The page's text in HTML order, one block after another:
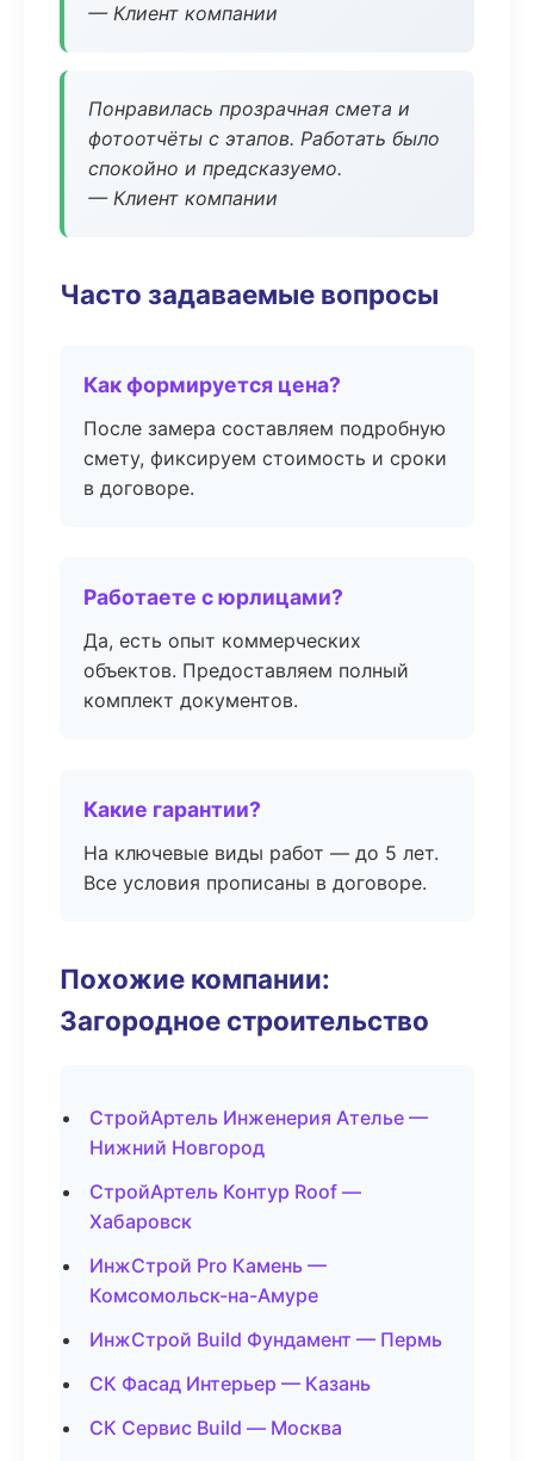
— Клиент компании
Понравилась прозрачная смета и
фотоотчёты с этапов. Работать было
спокойно и предсказуемо.
— Клиент компании
Часто задаваемые вопросы
Как формируется цена?
После замера составляем подробную
смету, фиксируем стоимость и сроки
в договоре.
Работаете с юрлицами?
Да, есть опыт коммерческих
объектов. Предоставляем полный
комплект документов.
Какие гарантии?
На ключевые виды работ — до 5 лет.
Все условия прописаны в договоре.
Похожие компании:
Загородное строительство
СтройАртель Инженерия Ателье —
Нижний Новгород
СтройАртель Контур Roof —
Хабаровск
ИнжСтрой Pro Камень —
Комсомольск-на-Амуре
ИнжСтрой Build Фундамент — Пермь
СК Фасад Интерьер — Казань
СК Сервис Build — Москва